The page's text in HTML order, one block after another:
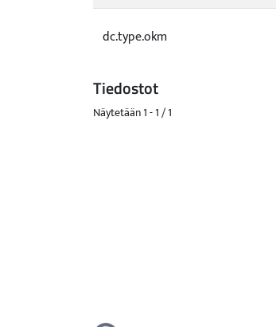
dc.type.okm
Tiedostot
Näytetään1 - 1 / 1